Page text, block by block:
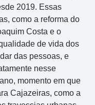
2019. Essas
como a reforma do
Costa e o
de vida dos
das pessoas, e
nesse
momento em que
Cajazeiras, como a